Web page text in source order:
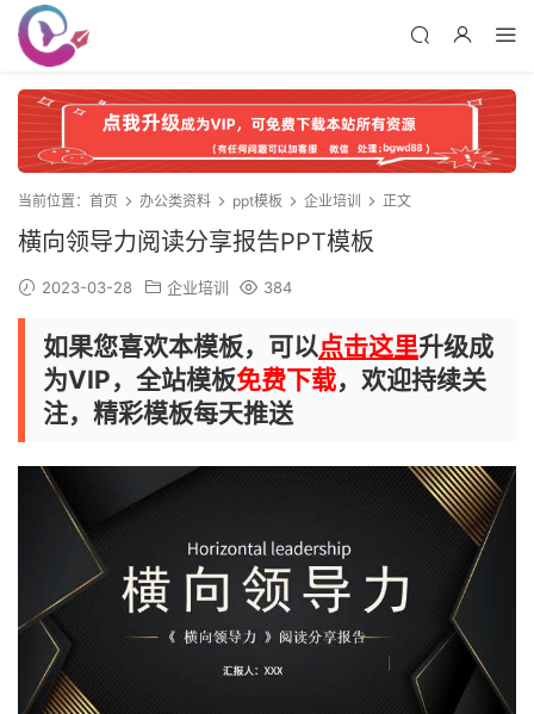
当前位置： 首页 办公类资料 ppt模板 企业培训 正文
横向领导力阅读分享报告PPT模板
2023-03-28 企业培训 384
如果您喜欢本模板，可以点击这里升级成
为VIP，全站模板免费下载，欢迎持续关
注，精彩模板每天推送